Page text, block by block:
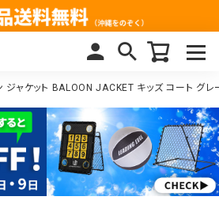
ジャケット BALOON JACKET キッズ コート グ